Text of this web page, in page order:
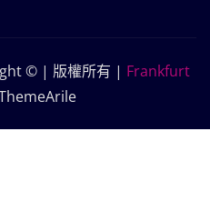
© | 版權所有 | Frankfurt